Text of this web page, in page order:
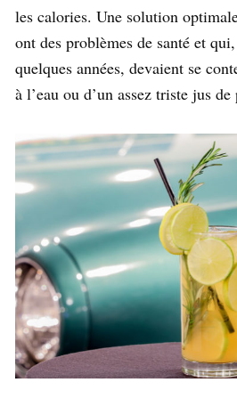
les calories. Une solution
ont des problèmes de santé et
quelques années, devaient se
à l’eau ou d’un assez triste jus de